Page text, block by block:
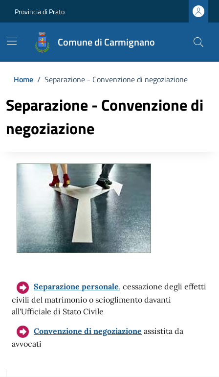
Provincia di Prato
Comune di Carmignano
Home / Separazione - Convenzione di negoziazione
Separazione - Convenzione di
negoziazione
Separazione personale, cessazione degli effetti
civili del matrimonio o scioglimento davanti
all'Ufficiale di Stato Civile
Convenzione di negoziazione assistita da
avvocati